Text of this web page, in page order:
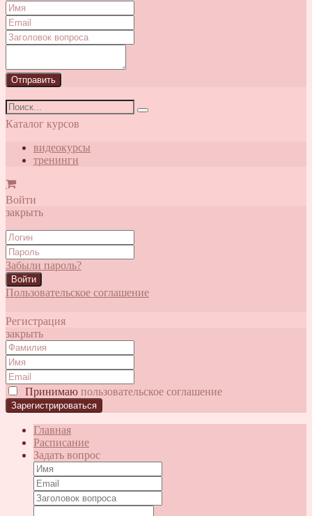
Отправить
Каталог курсов
видеокурсы
тренинги
Войти
закрыть
Забыли пароль?
Войти
Пользовательское соглашение
Регистрация
закрыть
Принимаю пользовательское соглашение
Главная
Расписание
Задать вопрос